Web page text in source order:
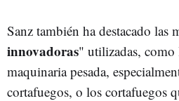
Sanz también ha destacado las
innovadoras" utilizadas,
maquinaria pesada,
cortafuegos, o los cortafuegos